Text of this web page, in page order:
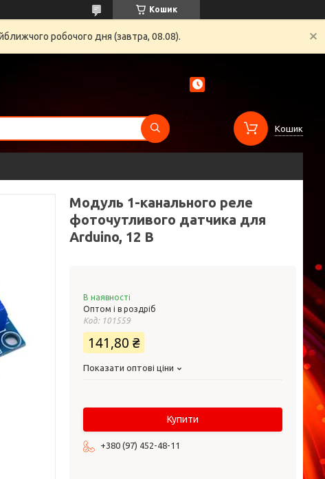
Кошик
робочого дня (завтра, 08.08).
Кошик
Модуль 1-канального реле
фоточутливого датчика для
Arduino, 12 В
В наявності
Оптом і в роздріб
Код: 101559
141,80 ₴
Показати оптові ціни
Купити
+380 (97) 452-48-11